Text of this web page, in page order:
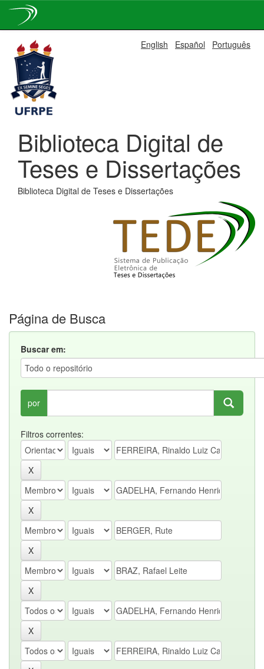
navigation
English Español Português
Biblioteca Digital de
Teses e Dissertações
Biblioteca Digital de Teses e Dissertações
Página de Busca
Buscar em:
por
Filtros correntes: